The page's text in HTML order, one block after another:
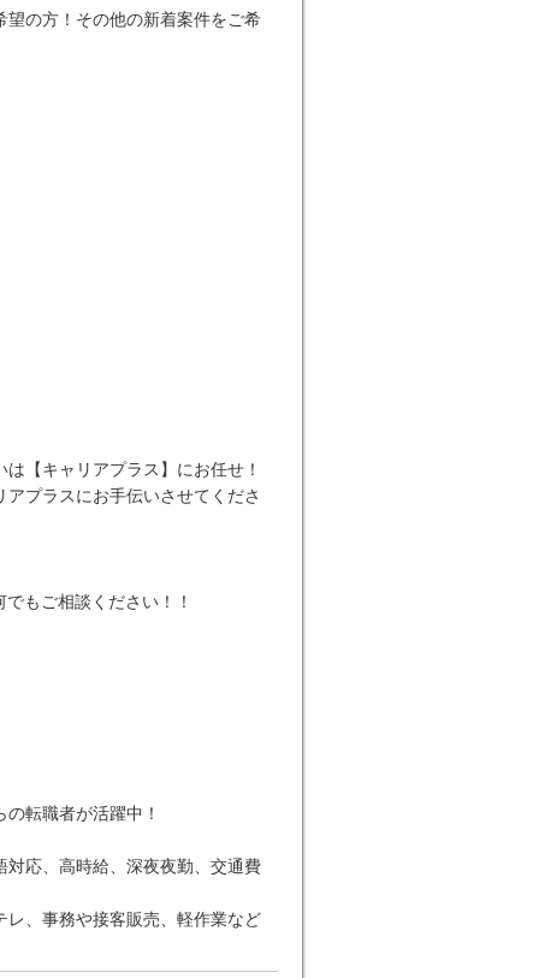
の方！その他の新着案件をご希
【キャリアプラス】にお任せ！
プラスにお手伝いさせてくださ
もご相談ください！！
転職者が活躍中！
応、高時給、深夜夜勤、交通費
、事務や接客販売、軽作業など